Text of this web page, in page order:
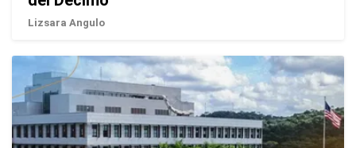
Lizsara Angulo